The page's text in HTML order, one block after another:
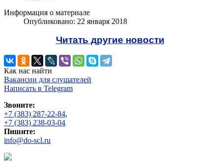
Информация о материале
Опубликовано: 22 января 2018
Читать другие новости
Как нас найти
Вакансии для слушателей
Написать в Telegram
Звоните:
+7 (383) 287-22-84,
+7 (383) 238-03-04
Пишите:
info@do-scl.ru